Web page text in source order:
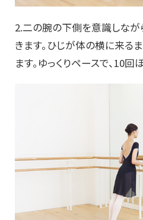
2.二の腕の下側を意識しなが
きます。ひじが体の横に来る
ます。ゆっくりペースで、10回